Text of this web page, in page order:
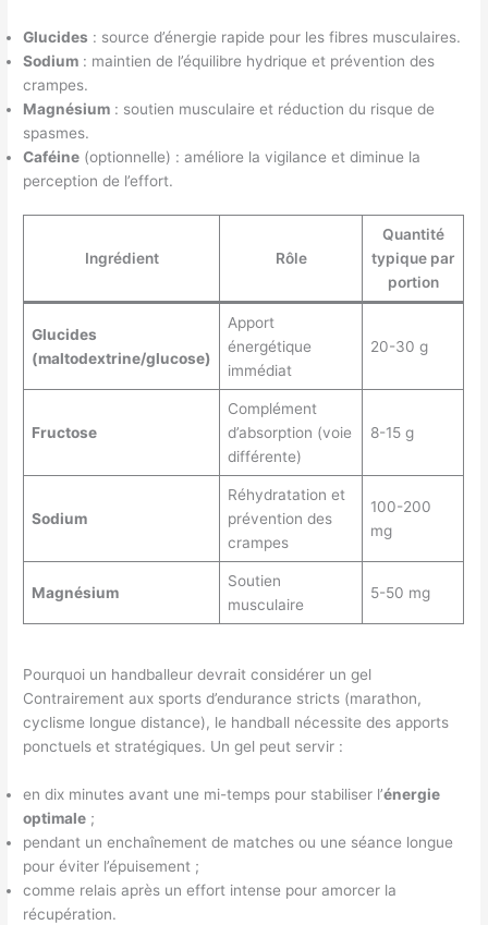
Glucides : source d’énergie rapide pour les fibres musculaires.
Sodium : maintien de l’équilibre hydrique et prévention des
crampes.
Magnésium : soutien musculaire et réduction du risque de
spasmes.
Caféine (optionnelle) : améliore la vigilance et diminue la
perception de l’effort.
Ingrédient Rôle
Quantité
typique par
portion
Glucides
(maltodextrine/glucose)
Apport
énergétique
immédiat
20-30 g
Fructose
Complément
d’absorption (voie
différente)
8-15 g
Sodium
Réhydratation et
prévention des
crampes
100-200
mg
Magnésium
Soutien
musculaire
5-50 mg
Pourquoi un handballeur devrait considérer un gel
Contrairement aux sports d’endurance stricts (marathon,
cyclisme longue distance), le handball nécessite des apports
ponctuels et stratégiques. Un gel peut servir :
en dix minutes avant une mi-temps pour stabiliser l’énergie
optimale ;
pendant un enchaînement de matches ou une séance longue
pour éviter l’épuisement ;
comme relais après un effort intense pour amorcer la
récupération.